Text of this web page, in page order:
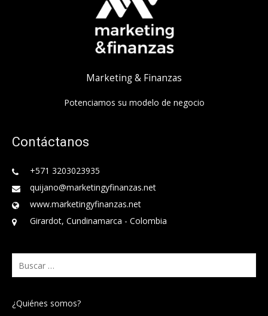
Marketing & Finanzas
Potenciamos su modelo de negocio
Contáctanos
+571 3203023935
quijano@marketingyfinanzas.net
www.marketingyfinanzas.net
Girardot, Cundinamarca - Colombia
Buscar:
¿Quiénes somos?